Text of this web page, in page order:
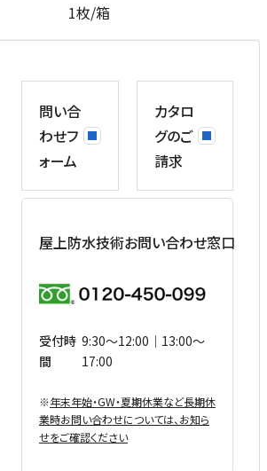
1枚/箱
問い合
わせフ
ォーム
カタロ
グのご
請求
屋上防水技術お問い合わせ窓口
受付時
間
9:30〜12:00｜13:00〜
17:00
※年末年始・GW・夏期休業など⻑期休
業時お問い合わせについては、お知ら
せをご確認ください